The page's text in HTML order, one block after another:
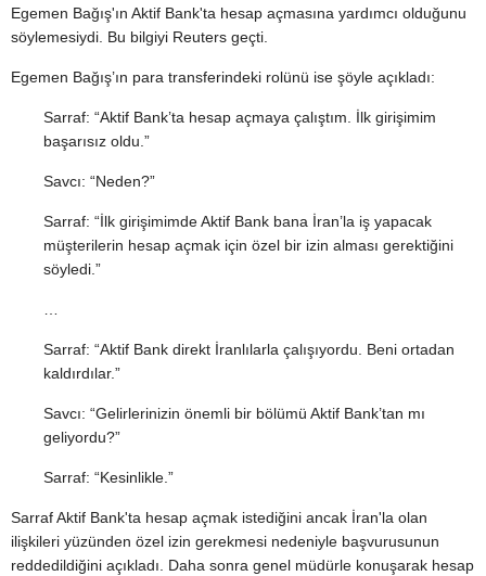
Egemen Bağış'ın Aktif Bank'ta hesap açmasına yardımcı olduğunu
söylemesiydi. Bu bilgiyi Reuters geçti.
Egemen Bağış’ın para transferindeki rolünü ise şöyle açıkladı:
Sarraf: “Aktif Bank’ta hesap açmaya çalıştım. İlk girişimim
başarısız oldu.”
Savcı: “Neden?”
Sarraf: “İlk girişimimde Aktif Bank bana İran’la iş yapacak
müşterilerin hesap açmak için özel bir izin alması gerektiğini
söyledi.”
…
Sarraf: “Aktif Bank direkt İranlılarla çalışıyordu. Beni ortadan
kaldırdılar.”
Savcı: “Gelirlerinizin önemli bir bölümü Aktif Bank’tan mı
geliyordu?”
Sarraf: “Kesinlikle.”
Sarraf Aktif Bank'ta hesap açmak istediğini ancak İran'la olan
ilişkileri yüzünden özel izin gerekmesi nedeniyle başvurusunun
reddedildiğini açıkladı. Daha sonra genel müdürle konuşarak hesap